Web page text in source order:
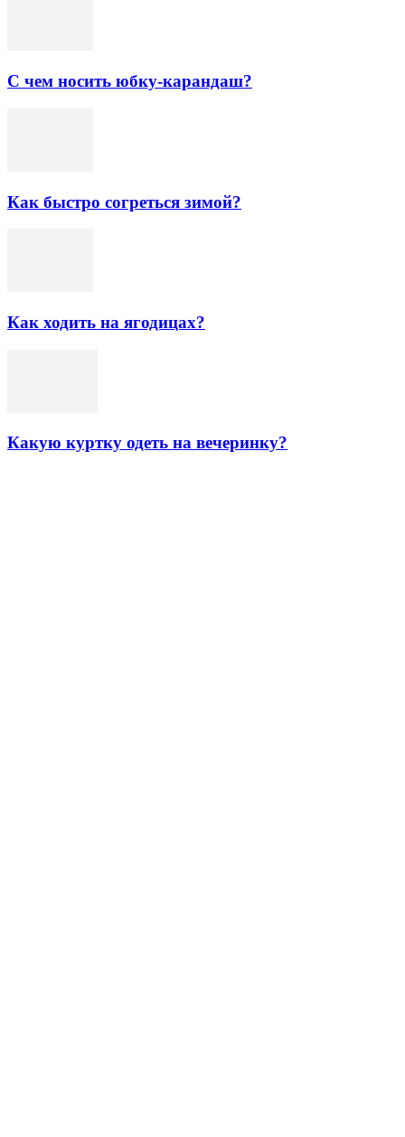
С чем носить юбку-карандаш?
Как быстро согреться зимой?
Как ходить на ягодицах?
Какую куртку одеть на вечеринку?